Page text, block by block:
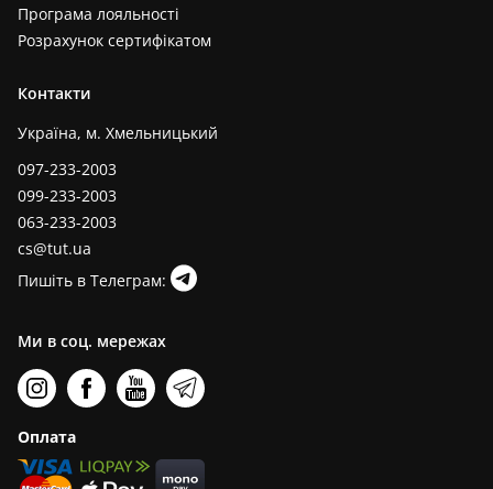
Програма лояльності
Розрахунок сертифікатом
Контакти
Україна, м. Хмельницький
097-233-2003
099-233-2003
063-233-2003
cs@tut.ua
Пишіть в Телеграм:
Ми в соц. мережах
Оплата